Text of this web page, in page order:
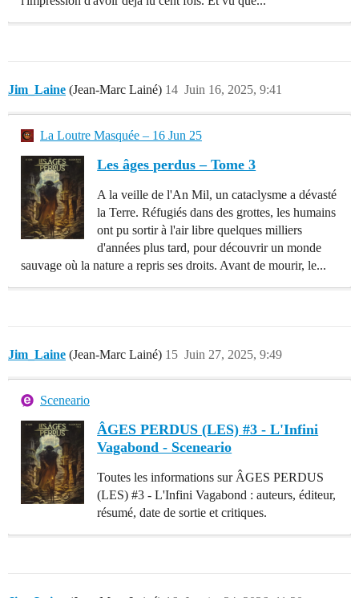
Jim_Laine (Jean-Marc Lainé) Juin 16, 2025, 9:41
14
La Loutre Masquée – 16 Jun 25
Les âges perdus – Tome 3
A la veille de l'An Mil, un cataclysme a dévasté
la Terre. Réfugiés dans des grottes, les humains
ont pu sortir à l'air libre quelques milliers
d'années plus tard, pour découvrir un monde
sauvage où la nature a repris ses droits. Avant de mourir, le...
Jim_Laine (Jean-Marc Lainé) Juin 27, 2025, 9:49
15
Sceneario
ÂGES PERDUS (LES) #3 - L'Infini
Vagabond - Sceneario
Toutes les informations sur ÂGES PERDUS
(LES) #3 - L'Infini Vagabond : auteurs, éditeur,
résumé, date de sortie et critiques.